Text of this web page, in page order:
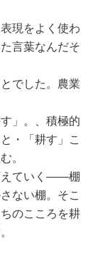
現をよく使わ
言葉なんだそ
でした。農業
」。、積極的
・「耕す」こ
。
えていく――棚
ない棚。そこ
のこころを耕